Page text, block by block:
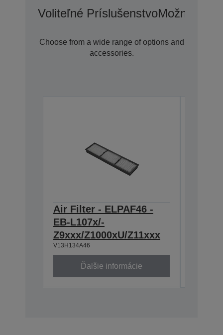
Voliteľné PríslušenstvoMožnosti
Choose from a wide range of options and
accessories.
Air Filter - ELPAF46 -
EB-L107x/-
Z9xxx/Z1000xU/Z11xxx
V13H134A46
Ďalšie informácie